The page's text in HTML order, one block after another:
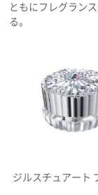
ともにフレグラン
る。
ジルスチュアート